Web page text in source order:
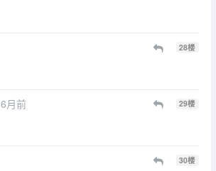
28楼
6月前 29楼
30楼